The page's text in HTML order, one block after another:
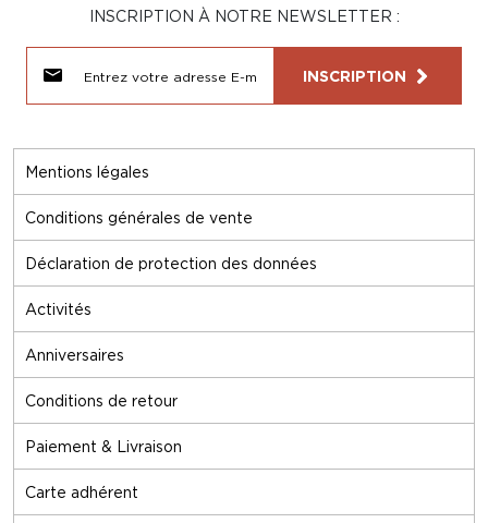
Mentions légales
Conditions générales de vente
Déclaration de protection des données
Activités
Anniversaires
Conditions de retour
Paiement & Livraison
Carte adhérent
INSCRIPTION À NOTRE NEWSLETTER :
INSCRIPTION